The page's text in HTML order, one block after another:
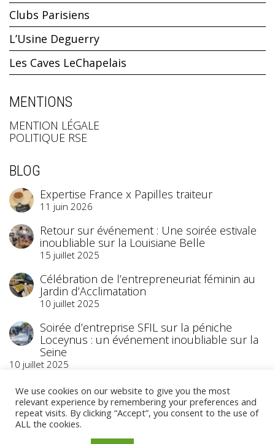
Clubs Parisiens
L’Usine Deguerry
Les Caves LeChapelais
MENTIONS
MENTION LÉGALE
POLITIQUE RSE
BLOG
Expertise France x Papilles traiteur
11 juin 2026
Retour sur événement : Une soirée estivale
inoubliable sur la Louisiane Belle
15 juillet 2025
Célébration de l’entrepreneuriat féminin au
Jardin d’Acclimatation
10 juillet 2025
Soirée d’entreprise SFIL sur la péniche
Loceynus : un événement inoubliable sur la
Seine
10 juillet 2025
We use cookies on our website to give you the most
relevant experience by remembering your preferences and
repeat visits. By clicking “Accept”, you consent to the use of
ALL the cookies.